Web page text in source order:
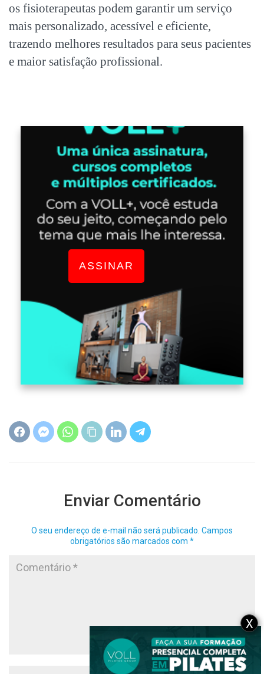
os fisioterapeutas podem garantir um serviço
mais personalizado, acessível e eficiente,
trazendo melhores resultados para seus pacientes
e maior satisfação profissional.
ASSINAR
Enviar Comentário
O seu endereço de e-mail não será publicado. Campos
obrigatórios são marcados com *
X